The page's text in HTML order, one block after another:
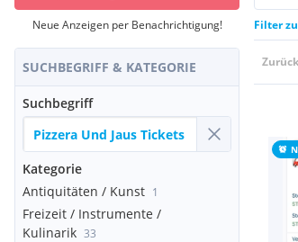
Neue Anzeigen per Benachrichtigung!
SUCHBEGRIFF & KATEGORIE
Suchbegriff
Kategorie
Antiquitäten / Kunst 1
Freizeit / Instrumente /
Kulinarik 33
Filter
Zurück